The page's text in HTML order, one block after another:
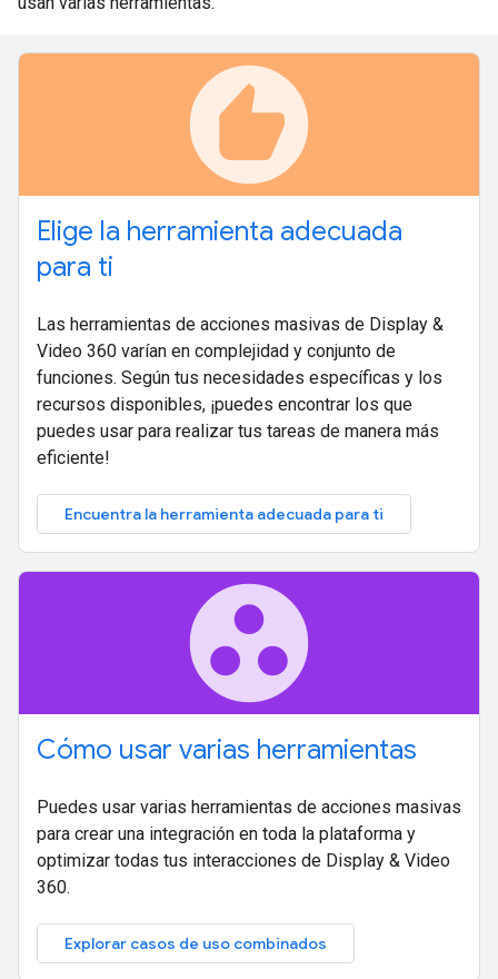
recommend
Elige la herramienta adecuada
para ti
Las herramientas de acciones masivas de Display &
Video 360 varían en complejidad y conjunto de
funciones. Según tus necesidades específicas y los
recursos disponibles, ¡puedes encontrar los que
puedes usar para realizar tus tareas de manera más
eficiente!
Encuentra la herramienta adecuada para ti
group_work
Cómo usar varias herramientas
Puedes usar varias herramientas de acciones masivas
para crear una integración en toda la plataforma y
optimizar todas tus interacciones de Display & Video
360.
Explorar casos de uso combinados